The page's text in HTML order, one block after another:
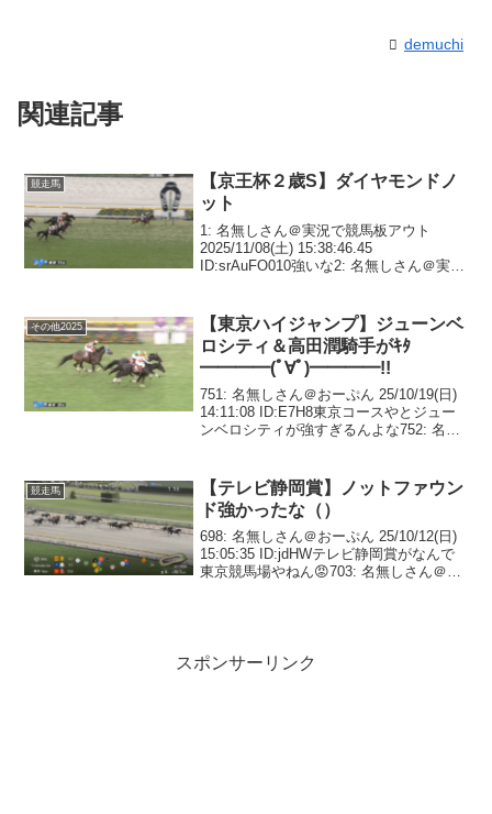
demuchi
関連記事
競走馬
【京王杯２歳S】ダイヤモンドノ
ット
1: 名無しさん＠実況で競馬板アウト
2025/11/08(土) 15:38:46.45
ID:srAuFO010強いな2: 名無しさん＠実況
その他2025
【東京ハイジャンプ】ジューンベ
ロシティ＆高田潤騎手がｷﾀ
━━━━(ﾟ∀ﾟ)━━━━!!
751: 名無しさん＠おーぷん 25/10/19(日)
14:11:08 ID:E7H8東京コースやとジュー
ンベロシティが強すぎるんよな752: 名無
競走馬
【テレビ静岡賞】ノットファウン
ド強かったな（）
698: 名無しさん＠おーぷん 25/10/12(日)
15:05:35 ID:jdHWテレビ静岡賞がなんで
東京競馬場やねん😡703: 名無しさん＠お
スポンサーリンク